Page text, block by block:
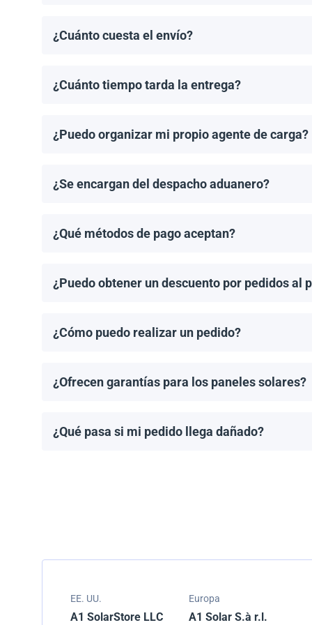
¿Cuánto cuesta el envío?
¿Cuánto tiempo tarda la entrega?
¿Puedo organizar mi propio agente de carga?
¿Se encargan del despacho aduanero?
¿Qué métodos de pago aceptan?
¿Puedo obtener un descuento por pedidos al
¿Cómo puedo realizar un pedido?
¿Ofrecen garantías para los paneles solares?
¿Qué pasa si mi pedido llega dañado?
EE. UU.
A1 SolarStore LLC
Europa
A1 Solar S.à r.l.